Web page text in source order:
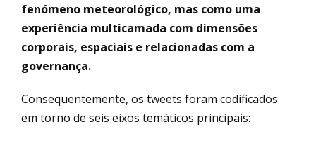
fenómeno meteorológico, mas como uma
experiência multicamada com dimensões
corporais, espaciais e relacionadas com a
governança.
Consequentemente, os tweets foram codificados
em torno de seis eixos temáticos principais: